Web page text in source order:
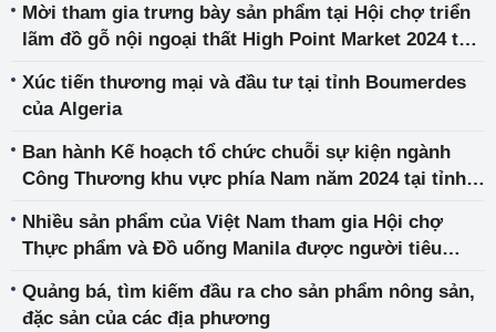
Mời tham gia trưng bày sản phẩm tại Hội chợ triển
lãm đồ gỗ nội ngoại thất High Point Market 2024 tại
Xúc tiến thương mại và đầu tư tại tỉnh Boumerdes
của Algeria
Ban hành Kế hoạch tổ chức chuỗi sự kiện ngành
Công Thương khu vực phía Nam năm 2024 tại tỉnh
Nhiều sản phẩm của Việt Nam tham gia Hội chợ
Thực phẩm và Đồ uống Manila được người tiêu
Quảng bá, tìm kiếm đầu ra cho sản phẩm nông sản,
đặc sản của các địa phương